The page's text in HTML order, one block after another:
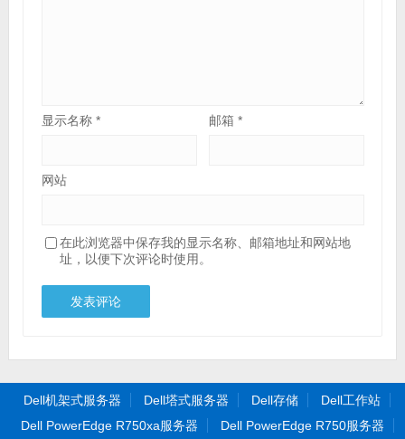
显示名称 * 邮箱*
网站
在此浏览器中保存我的显示名称、邮箱地址和网站地
址，以便下次评论时使用。
Dell机架式服务器 Dell塔式服务器 Dell存储
Dell工作站
Dell PowerEdge R750xa服务器
Dell PowerEdge R750服务器